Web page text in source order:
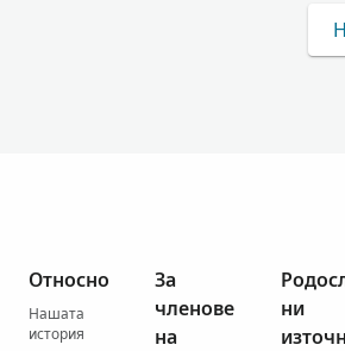
Относно
Нашата
история
За
членове
на
ни